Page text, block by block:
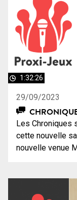
1:32:26
29/09/2023
Les Chroniques
cette nouvelle
nouvelle venue